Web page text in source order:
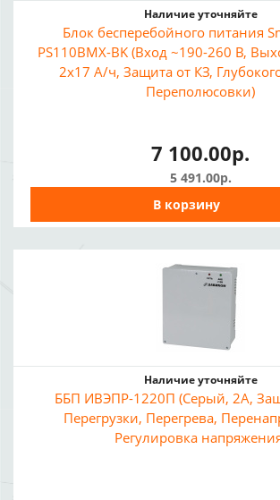
Наличие уточняйте
Блок бесперебойного питания
PS110BMX-BK (Вход ~190-260 В,
2x17 А/ч, Защита от КЗ,
Переполюсовки)
7 100.00р.
5 491.00р.
В корзину
Наличие уточняйте
ББП ИВЭПР-1220П (Серый, 2А,
Перегрузки, Перегрева,
Регулировка